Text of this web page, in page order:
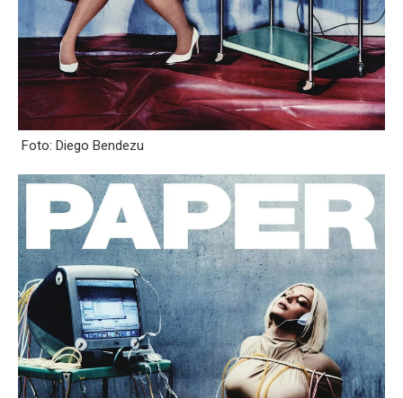
Foto: Diego Bendezu